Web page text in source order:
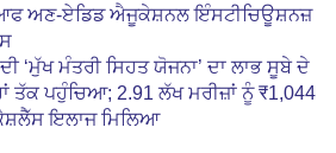
ਅਣ-ਏਡਿਡ ਐਜੂਕੇਸ਼ਨਲ ਇੰਸਟੀਚਿਊਸ਼ਨਜ਼
‘ਮੁੱਖ ਮੰਤਰੀ ਸਿਹਤ ਯੋਜਨਾ’ ਦਾ ਲਾਭ ਸੂਬੇ ਦੇ
ਤੱਕ ਪਹੁੰਚਿਆ; 2.91 ਲੱਖ ਮਰੀਜ਼ਾਂ ਨੂੰ ₹1,044
ਇਲਾਜ ਮਿਲਿਆ